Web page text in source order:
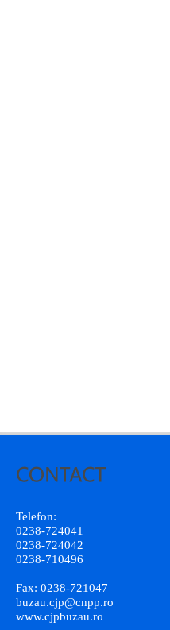
Telefon:
0238-724041
0238-724042
0238-710496
Fax: 0238-721047
buzau.cjp@cnpp.ro
www.cjpbuzau.ro